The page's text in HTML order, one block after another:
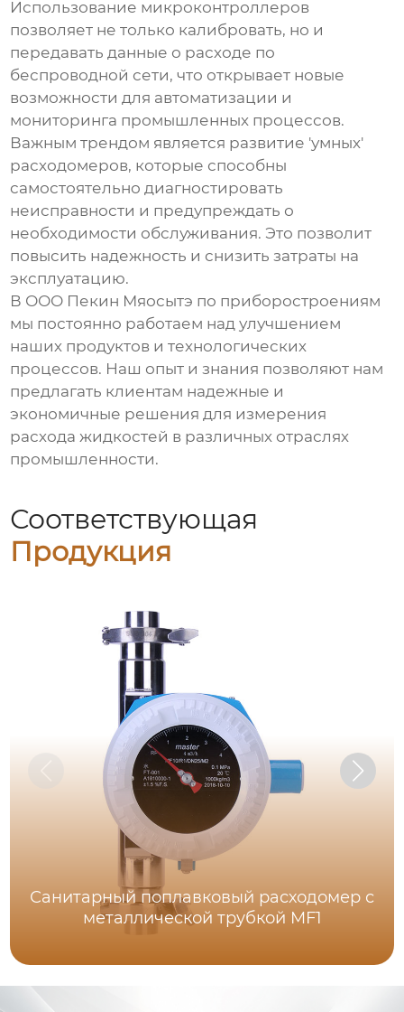
Использование микроконтроллеров
позволяет не только калибровать, но и
передавать данные о расходе по
беспроводной сети, что открывает новые
возможности для автоматизации и
мониторинга промышленных процессов.
Важным трендом является развитие 'умных'
расходомеров, которые способны
самостоятельно диагностировать
неисправности и предупреждать о
необходимости обслуживания. Это позволит
повысить надежность и снизить затраты на
эксплуатацию.
В ООО Пекин Мяосытэ по приборостроениям
мы постоянно работаем над улучшением
наших продуктов и технологических
процессов. Наш опыт и знания позволяют нам
предлагать клиентам надежные и
экономичные решения для измерения
расхода жидкостей в различных отраслях
промышленности.
Соответствующая
Продукция
Санитарный поплавковый расходомер с
металлической трубкой MF1